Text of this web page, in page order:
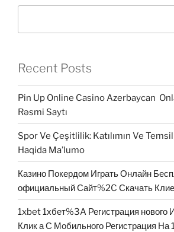
Recent Posts
Pin Up Online Casino Azerbaycan
Rəsmi Saytı
Spor Ve Çeşitlilik: Katılımın Ve
Haqida Ma’lumo
Казино Покердом Играть Онлайн
официальный Сайт%2C Скачать
1xbet 1хбет%3A Регистрация нового
Клик а С Мобильного Регистрация На